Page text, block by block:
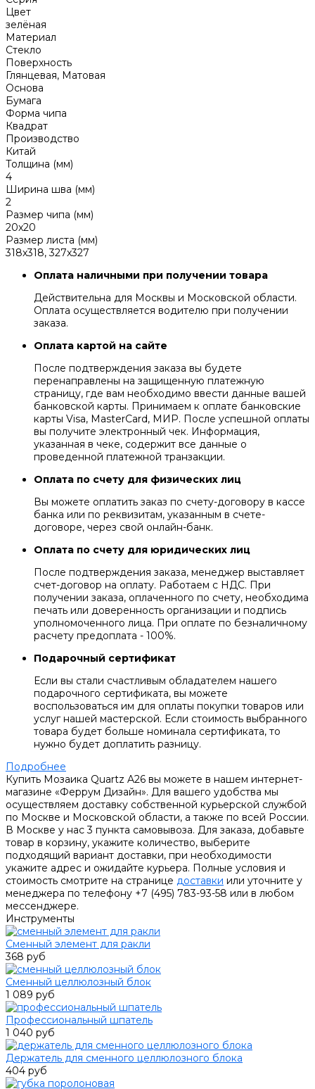
Цвет
зелёная
Материал
Стекло
Поверхность
Глянцевая, Матовая
Основа
Бумага
Форма чипа
Квадрат
Производство
Китай
Толщина (мм)
4
Ширина шва (мм)
2
Размер чипа (мм)
20x20
Размер листа (мм)
318x318, 327x327
Оплата наличными при получении товара
Действительна для Москвы и Московской области.
Оплата осуществляется водителю при получении
заказа.
Оплата картой на сайте
После подтверждения заказа вы будете
перенаправлены на защищенную платежную
страницу, где вам необходимо ввести данные вашей
банковской карты. Принимаем к оплате банковские
карты Visa, MasterCard, МИР. После успешной оплаты
вы получите электронный чек. Информация,
указанная в чеке, содержит все данные о
проведенной платежной транзакции.
Оплата по счету для физических лиц
Вы можете оплатить заказ по счету-договору в кассе
банка или по реквизитам, указанным в счете-
договоре, через свой онлайн-банк.
Оплата по счету для юридических лиц
После подтверждения заказа, менеджер выставляет
счет-договор на оплату. Работаем с НДС. При
получении заказа, оплаченного по счету, необходима
печать или доверенность организации и подпись
уполномоченного лица. При оплате по безналичному
расчету предоплата - 100%.
Подарочный сертификат
Если вы стали счастливым обладателем нашего
подарочного сертификата, вы можете
воспользоваться им для оплаты покупки товаров или
услуг нашей мастерской. Если стоимость выбранного
товара будет больше номинала сертификата, то
нужно будет доплатить разницу.
Подробнее
Купить Мозаика Quartz A26 вы можете в нашем интернет-
магазине «Феррум Дизайн». Для вашего удобства мы
осуществляем доставку собственной курьерской службой
по Москве и Московской области, а также по всей России.
В Москве у нас 3 пункта самовывоза. Для заказа, добавьте
товар в корзину, укажите количество, выберите
подходящий вариант доставки, при необходимости
укажите адрес и ожидайте курьера. Полные условия и
стоимость смотрите на странице доставки или уточните у
менеджера по телефону +7 (495) 783-93-58 или в любом
мессенджере.
Инструменты
Сменный элемент для ракли
368 руб
Сменный целлюлозный блок
1 089 руб
Профессиональный шпатель
1 040 руб
Держатель для сменного целлюлозного блока
404 руб